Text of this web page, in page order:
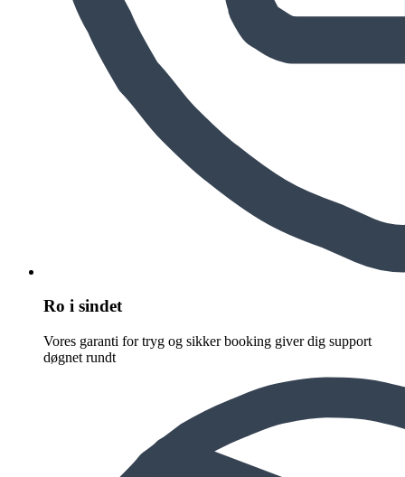
Ro i sindet
Vores garanti for tryg og sikker booking giver dig support
døgnet rundt